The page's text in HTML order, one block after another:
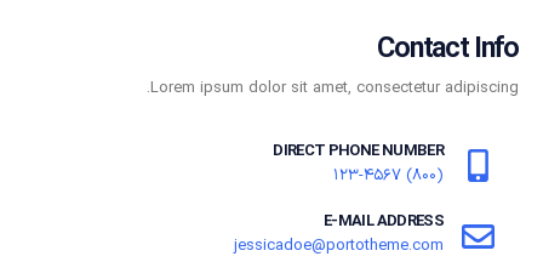
Contact Info
Lorem ipsum dolor sit amet, consectetur adipiscing.
DIRECT PHONE NUMBER
(800) 123-4567
E-MAIL ADDRESS
jessicadoe@portotheme.com